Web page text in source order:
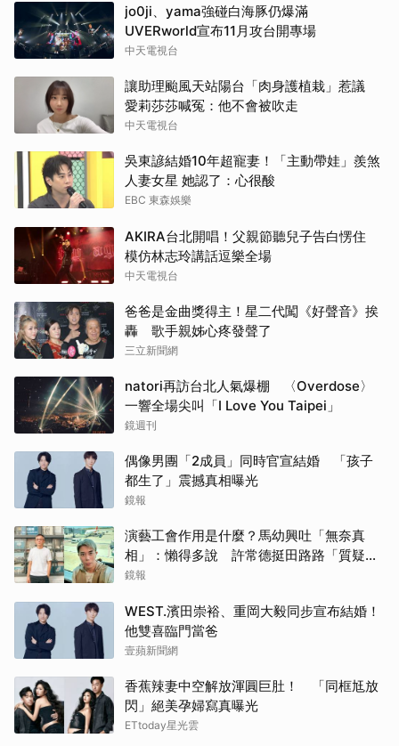
jo0ji、yama強碰白海豚仍爆滿
UVERworld宣布11月攻台開專場
中天電視台
讓助理颱風天站陽台「肉身護植栽」惹議
愛莉莎莎喊冤：他不會被吹走
中天電視台
吳東諺結婚10年超寵妻！「主動帶娃」羨煞
人妻女星 她認了：心很酸
EBC 東森娛樂
AKIRA台北開唱！父親節聽兒子告白愣住
模仿林志玲講話逗樂全場
中天電視台
爸爸是金曲獎得主！星二代闖《好聲音》挨
轟 歌手親姊心疼發聲了
三立新聞網
natori再訪台北人氣爆棚 〈Overdose〉
一響全場尖叫「I Love You Taipei」
鏡週刊
偶像男團「2成員」同時官宣結婚 「孩子
都生了」震撼真相曝光
鏡報
演藝工會作用是什麼？馬幼興吐「無奈真
相」：懶得多說 許常德挺田路路「質疑曹
雨婷神隱」
鏡報
WEST.濱田崇裕、重岡大毅同步宣布結婚！
他雙喜臨門當爸
壹蘋新聞網
香蕉辣妻中空解放渾圓巨肚！ 「同框尪放
閃」絕美孕婦寫真曝光
ETtoday星光雲